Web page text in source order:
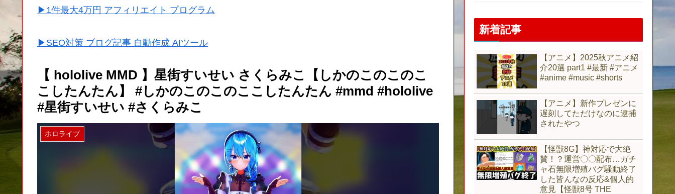
▶1件最大4万円 アフィリエイト プログラム
▶SEO対策 ブログ記事 自動作成 AIツール
【 hololive MMD 】星街すいせい さくらみこ【しかのこのこのこ
こしたんたん】 #しかのこのこのここしたんたん #mmd #hololive
#星街すいせい #さくらみこ
ホロライブ
新着記事
【アニメ】2025秋アニメ紹
介20選 part1 #最新 #アニメ
#anime #music #shorts
【アニメ】新作プレゼンに
遅刻してただけなのに逮捕
されたやつ
【怪獣8G】神対応で大絶
賛！？運営〇〇配布…ガチ
ャ石無限増殖バグ騒動終了
した皆んなの反応&個人的
意見【怪獣8号 THE